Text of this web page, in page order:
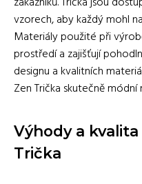
vzorech, aby každý mohl
Materiály použité při
prostředí a zajišťují
designu a kvalitních
Zen Trička skutečně módní
Výhody a
Trička